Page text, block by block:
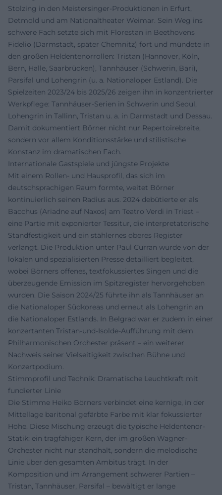
Stolzing in den Meistersinger-Produktionen in Erfurt,
Detmold und am Nationaltheater Weimar. Sein Weg ins
schwere Fach setzte sich mit Florestan in Beethovens
Fidelio (Darmstadt, später Chemnitz) fort und mündete in
den großen Heldentenorrollen: Tristan (Hannover, Köln,
Bern, Halle, Saarbrücken), Tannhäuser (Schwerin, Bari),
Parsifal und Lohengrin (u. a. Nationaloper Estland). Die
Spielzeiten 2023/24 bis 2025/26 zeigen ihn in konzentrierter
Werkpflege: Tannhäuser-Serien in Schwerin und Seoul,
Lohengrin in Tallinn, Tristan u. a. in Darmstadt und Dessau.
Damit dokumentiert Börner nicht nur Repertoirebreite,
sondern vor allem Konditionsstärke und stilistische
Konstanz im dramatischen Fach.
Internationale Gastspiele und jüngste Projekte
Mit einem Rollen- und Hausprofil, das sich im
deutschsprachigen Raum formte, weitet Börner
kontinuierlich seinen Radius aus. 2024 debütierte er als
Bacchus (Ariadne auf Naxos) am Teatro Verdi in Triest –
eine Partie mit exponierter Tessitur, die interpretatorische
Standfestigkeit und ein stählernes oberes Register
verlangt. Die Produktion unter Paul Curran wurde von der
lokalen und spezialisierten Presse detailliert begleitet,
wobei Börners offenes, textfokussiertes Singen und die
überzeugende Emission im Spitzregister hervorgehoben
wurden. Die Saison 2024/25 führte ihn als Tannhäuser an
die Nationaloper Südkoreas und erneut als Lohengrin an
die Nationaloper Estlands. In Belgrad war er zudem in einer
konzertanten Tristan-und-Isolde-Aufführung mit dem
Philharmonischen Orchester präsent – ein weiterer
Nachweis seiner Vielseitigkeit zwischen Bühne und
Konzertpodium.
Stimmprofil und Technik: Dramatische Leuchtkraft mit
fundierter Linie
Die Stimme Heiko Börners verbindet eine kernige, in der
Mittellage baritonal gefärbte Farbe mit klar fokussierter
Höhe. Diese Mischung erzeugt die typische Heldentenor-
Statik: ein tragfähiger Kern, der im großen Wagner-
Orchester nicht nur standhält, sondern die melodische
Linie über den gesamten Ambitus trägt. In der
Komposition und im Arrangement schwerer Partien –
Tristan, Tannhäuser, Parsifal – bewältigt er lange